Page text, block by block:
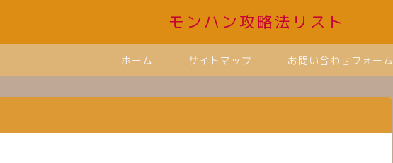
モンハン攻略法リスト
ホーム サイトマップ お問い合わせフォーム